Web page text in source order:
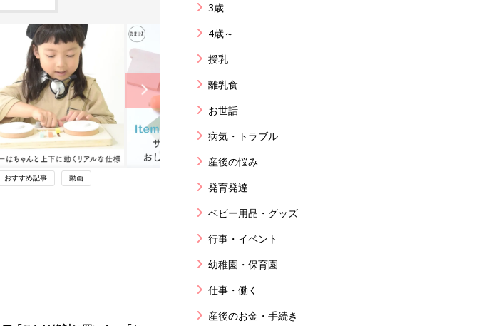
おすすめ記事 動画
3歳
4歳～
授乳
離乳食
お世話
病気・トラブル
産後の悩み
発育発達
ベビー用品・グッズ
行事・イベント
幼稚園・保育園
仕事・働く
産後のお金・手続き